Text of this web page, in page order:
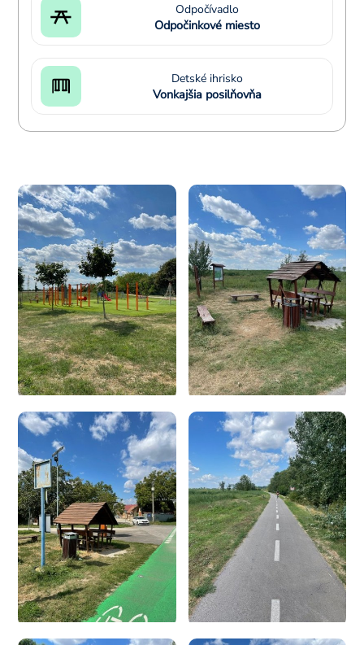
Odpočívadlo
Odpočinkové miesto
Detské ihrisko
Vonkajšia posilňovňa